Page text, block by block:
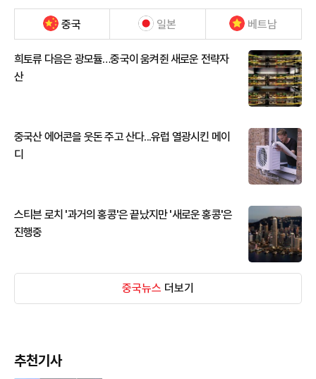
중국 일본 베트남
희토류 다음은 광모듈…중국이 움켜쥔 새로운 전략자
산
중국산 에어콘을 웃돈 주고 산다...유럽 열광시킨 메이
디
스티븐 로치 '과거의 홍콩'은 끝났지만 '새로운 홍콩'은
진행중
중국뉴스 더보기
추천기사